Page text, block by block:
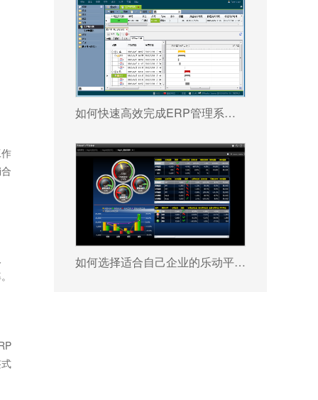
如何快速高效完成ERP管理系统配置?
如何选择适合自己企业的乐动平台网站登录入口_乐动（中国） ?